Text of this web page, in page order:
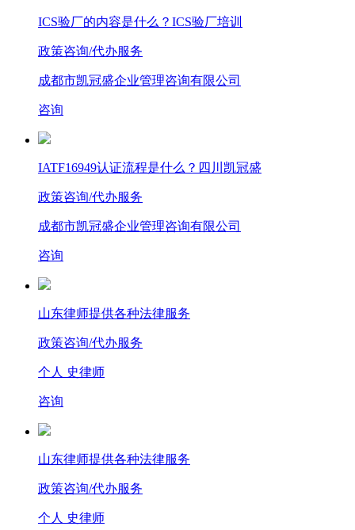
ICS验厂的内容是什么？ICS验厂培训
政策咨询/代办服务
成都市凯冠盛企业管理咨询有限公司
咨询
IATF16949认证流程是什么？四川凯冠盛
政策咨询/代办服务
成都市凯冠盛企业管理咨询有限公司
咨询
山东律师提供各种法律服务
政策咨询/代办服务
个人 史律师
咨询
山东律师提供各种法律服务
政策咨询/代办服务
个人 史律师